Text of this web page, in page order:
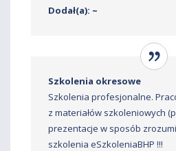
Dodał(a): ~
Szkolenia okresowe
Szkolenia profesjonalne.
z materiałów szkoleniowych
prezentacje w sposób
szkolenia eSzkoleniaBHP !!!